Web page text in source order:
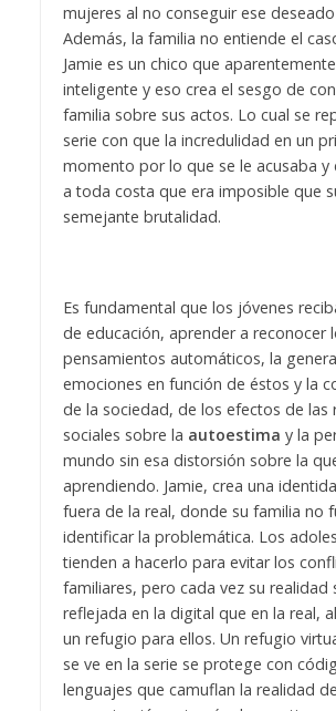
mujeres al no conseguir ese
Además, la familia no entiende el
Jamie es un chico que
inteligente y eso crea el sesgo de
familia sobre sus actos. Lo cual se
serie con que la incredulidad en un
momento por lo que se le acusaba y
a toda costa que era imposible que
semejante brutalidad.
Es fundamental que los jóvenes
de educación, aprender a reconocer
pensamientos automáticos, la
emociones en función de éstos y la
de la sociedad, de los efectos de las
sociales sobre la autoestima y la
mundo sin esa distorsión sobre la
aprendiendo. Jamie, crea una
fuera de la real, donde su familia no
identificar la problemática. Los
tienden a hacerlo para evitar los
familiares, pero cada vez su realidad
reflejada en la digital que en la real,
un refugio para ellos. Un refugio
se ve en la serie se protege con
lenguajes que camuflan la realidad